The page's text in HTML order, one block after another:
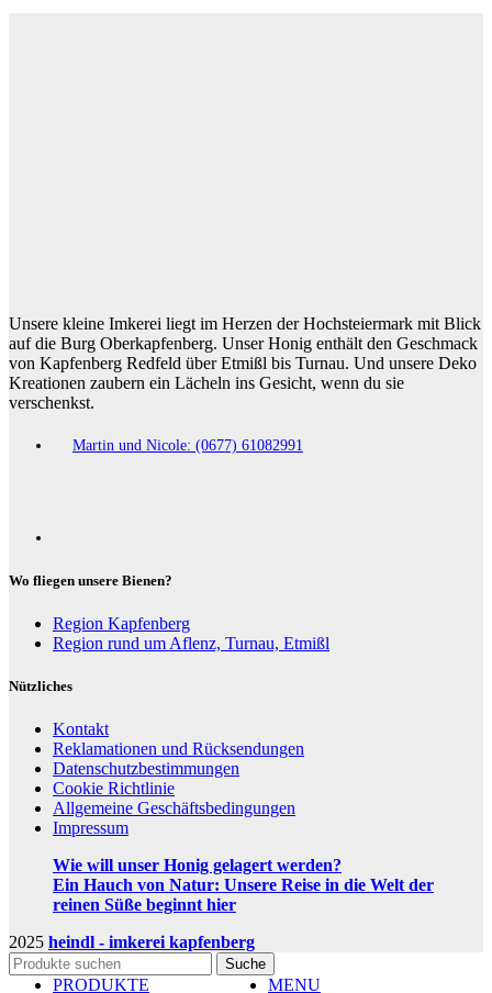
Unsere kleine Imkerei liegt im Herzen der Hochsteiermark mit Blick
auf die Burg Oberkapfenberg. Unser Honig enthält den Geschmack
von Kapfenberg Redfeld über Etmißl bis Turnau. Und unsere Deko
Kreationen zaubern ein Lächeln ins Gesicht, wenn du sie
verschenkst.
Martin und Nicole: (0677) 61082991
Wo fliegen unsere Bienen?
Region Kapfenberg
Region rund um Aflenz, Turnau, Etmißl
Nützliches
Kontakt
Reklamationen und Rücksendungen
Datenschutzbestimmungen
Cookie Richtlinie
Allgemeine Geschäftsbedingungen
Impressum
Wie will unser Honig gelagert werden?
Ein Hauch von Natur: Unsere Reise in die Welt der
reinen Süße beginnt hier
2025 heindl - imkerei kapfenberg
Suche
MENU
PRODUKTE